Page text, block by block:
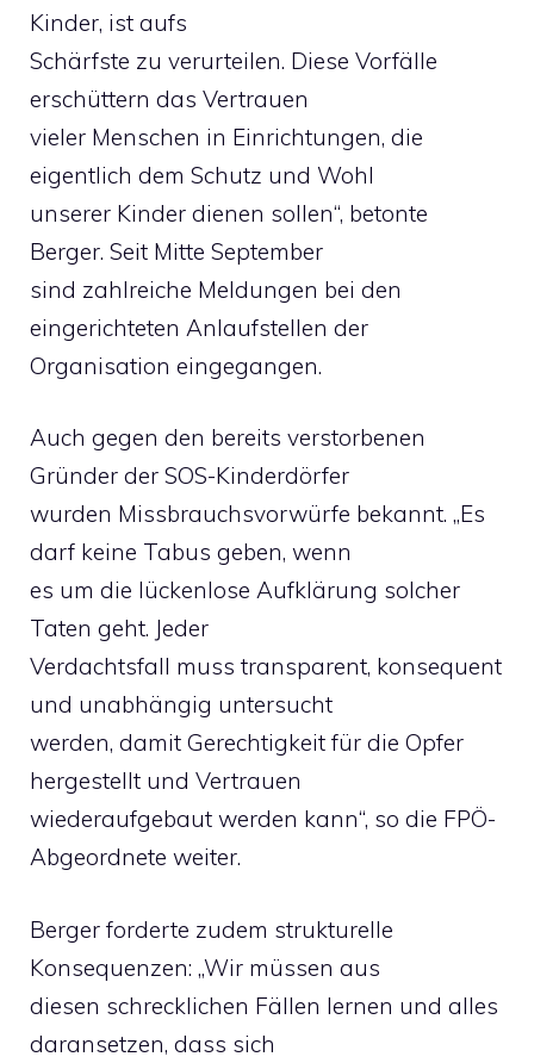
Kinder, ist aufs
Schärfste zu verurteilen. Diese Vorfälle
erschüttern das Vertrauen
vieler Menschen in Einrichtungen, die
eigentlich dem Schutz und Wohl
unserer Kinder dienen sollen“, betonte
Berger. Seit Mitte September
sind zahlreiche Meldungen bei den
eingerichteten Anlaufstellen der
Organisation eingegangen.
Auch gegen den bereits verstorbenen
Gründer der SOS-Kinderdörfer
wurden Missbrauchsvorwürfe bekannt. „Es
darf keine Tabus geben, wenn
es um die lückenlose Aufklärung solcher
Taten geht. Jeder
Verdachtsfall muss transparent, konsequent
und unabhängig untersucht
werden, damit Gerechtigkeit für die Opfer
hergestellt und Vertrauen
wiederaufgebaut werden kann“, so die FPÖ-
Abgeordnete weiter.
Berger forderte zudem strukturelle
Konsequenzen: „Wir müssen aus
diesen schrecklichen Fällen lernen und alles
daransetzen, dass sich